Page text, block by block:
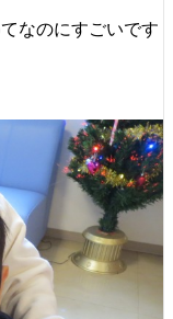
なのにすごいです